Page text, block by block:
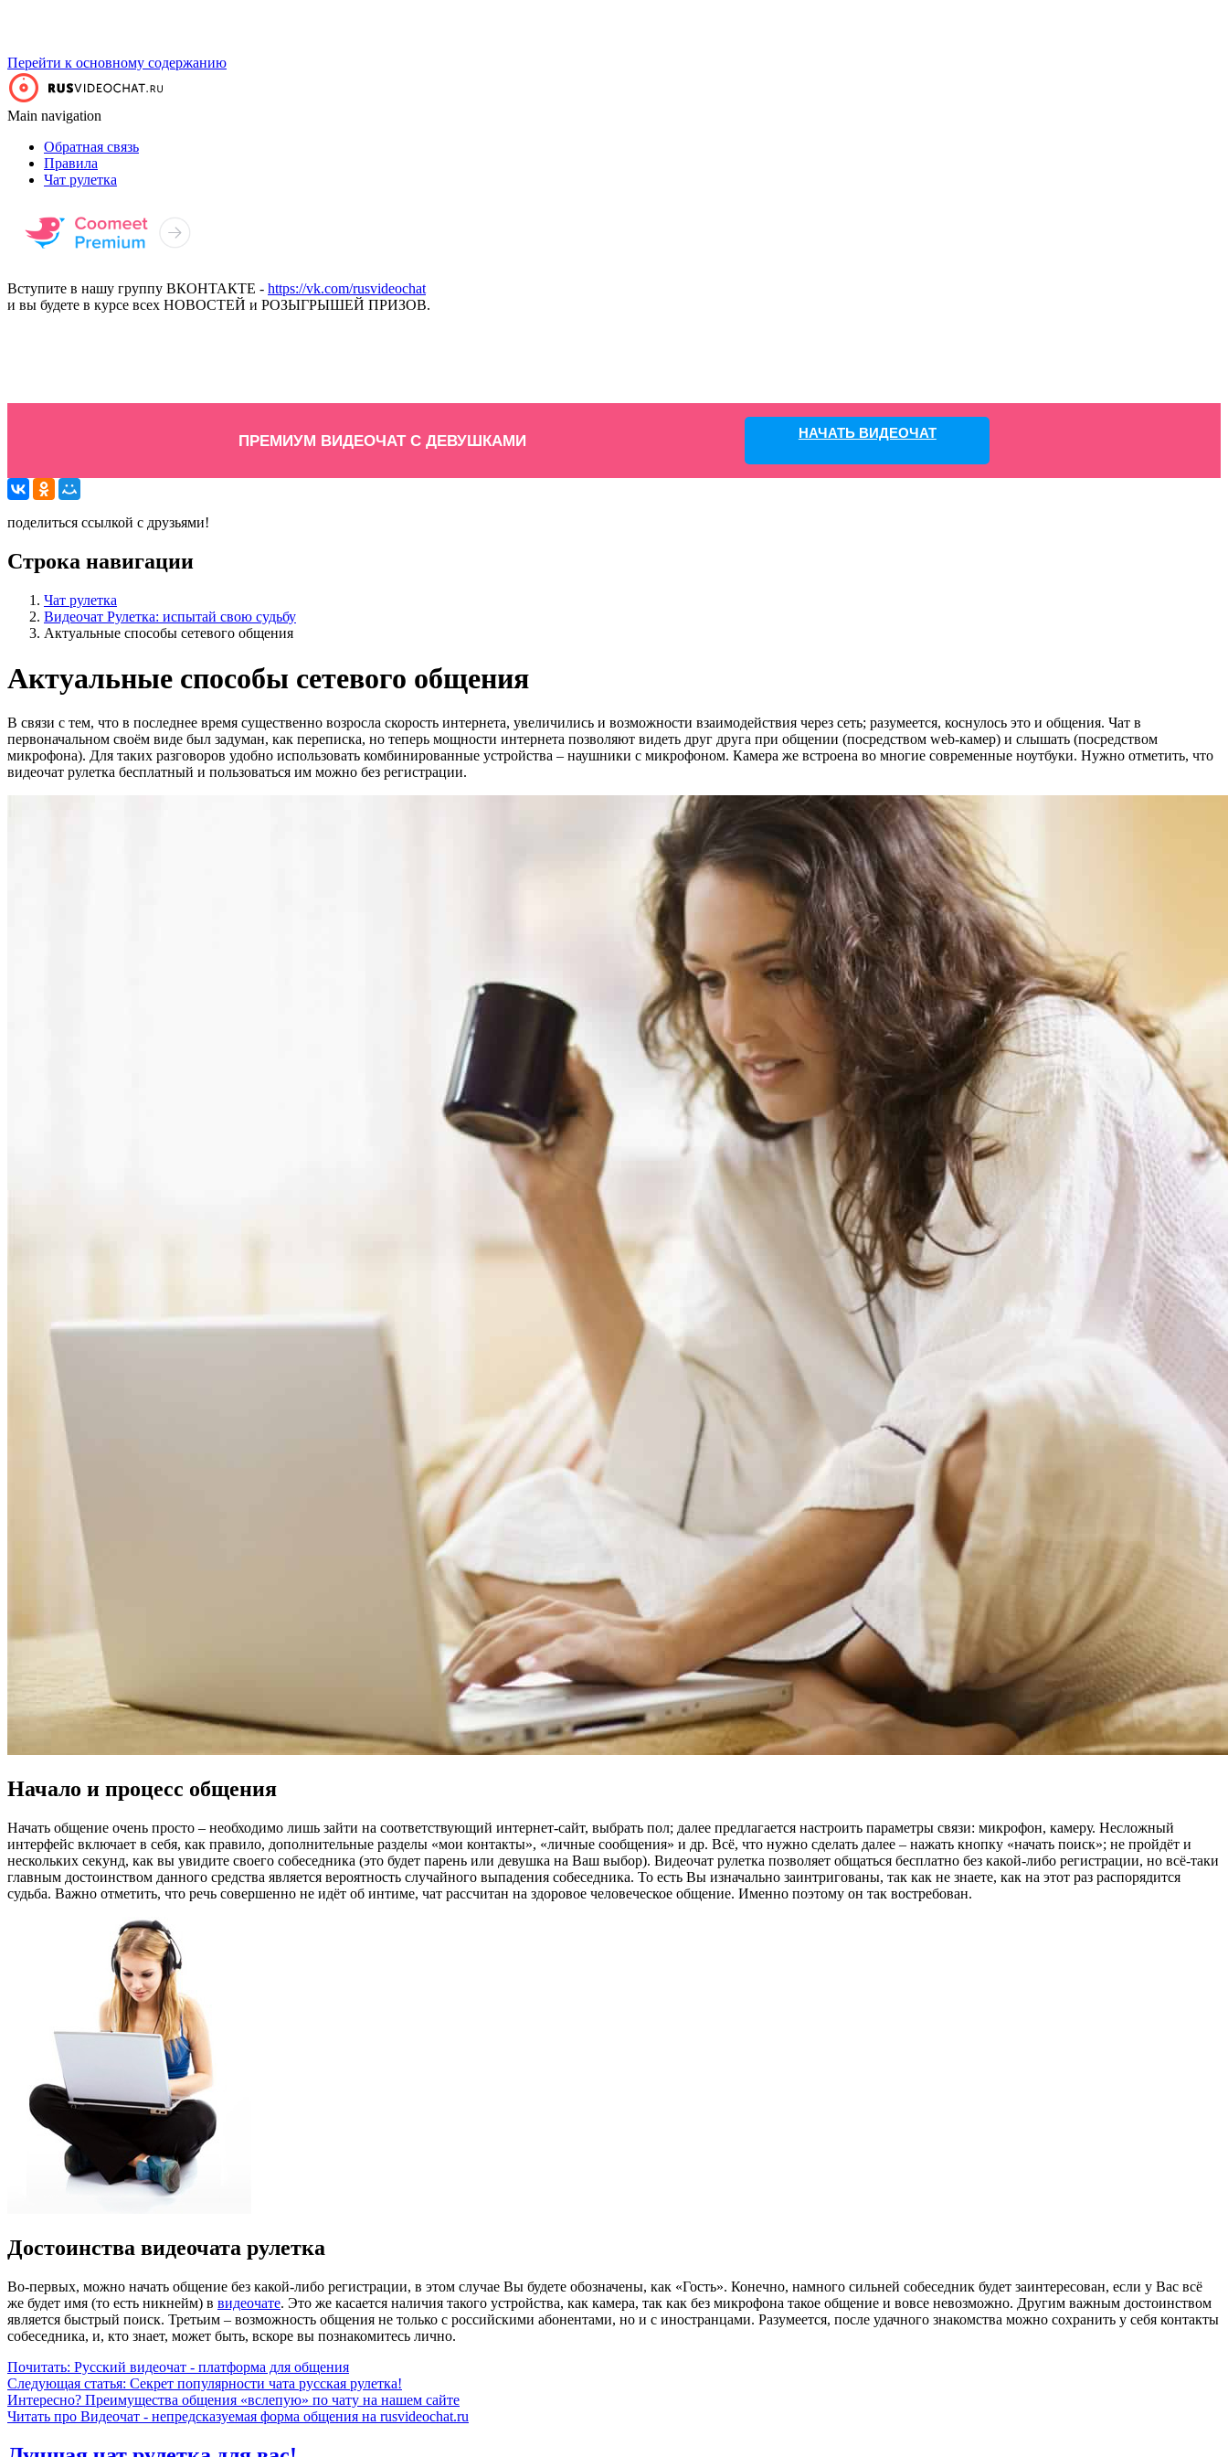
Перейти к основному содержанию
Main navigation
Обратная связь
Правила
Чат рулетка
Вступите в нашу группу ВКОНТАКТЕ - https://vk.com/rusvideochat
и вы будете в курсе всех НОВОСТЕЙ и РОЗЫГРЫШЕЙ ПРИЗОВ.
ПРЕМИУМ ВИДЕОЧАТ С ДЕВУШКАМИ НАЧАТЬ ВИДЕОЧАТ
поделиться ссылкой с друзьями!
Строка навигации
Чат рулетка
Видеочат Рулетка: испытай свою судьбу
Актуальные способы сетевого общения
Актуальные способы сетевого общения
В связи с тем, что в последнее время существенно возросла скорость интернета, увеличились и возможности взаимодействия через сеть; разумеется, коснулось это и общения. Чат в
первоначальном своём виде был задуман, как переписка, но теперь мощности интернета позволяют видеть друг друга при общении (посредством web-камер) и слышать (посредством
микрофона). Для таких разговоров удобно использовать комбинированные устройства – наушники с микрофоном. Камера же встроена во многие современные ноутбуки. Нужно отметить, что
видеочат рулетка бесплатный и пользоваться им можно без регистрации.
Начало и процесс общения
Начать общение очень просто – необходимо лишь зайти на соответствующий интернет-сайт, выбрать пол; далее предлагается настроить параметры связи: микрофон, камеру. Несложный
интерфейс включает в себя, как правило, дополнительные разделы «мои контакты», «личные сообщения» и др. Всё, что нужно сделать далее – нажать кнопку «начать поиск»; не пройдёт и
нескольких секунд, как вы увидите своего собеседника (это будет парень или девушка на Ваш выбор). Видеочат рулетка позволяет общаться бесплатно без какой-либо регистрации, но всё-таки
главным достоинством данного средства является вероятность случайного выпадения собеседника. То есть Вы изначально заинтригованы, так как не знаете, как на этот раз распорядится
судьба. Важно отметить, что речь совершенно не идёт об интиме, чат рассчитан на здоровое человеческое общение. Именно поэтому он так востребован.
Достоинства видеочата рулетка
Во-первых, можно начать общение без какой-либо регистрации, в этом случае Вы будете обозначены, как «Гость». Конечно, намного сильней собеседник будет заинтересован, если у Вас всё
же будет имя (то есть никнейм) в видеочате. Это же касается наличия такого устройства, как камера, так как без микрофона такое общение и вовсе невозможно. Другим важным достоинством
является быстрый поиск. Третьим – возможность общения не только с российскими абонентами, но и с иностранцами. Разумеется, после удачного знакомства можно сохранить у себя контакты
собеседника, и, кто знает, может быть, вскоре вы познакомитесь лично.
Почитать: Русский видеочат - платформа для общения
Следующая статья: Секрет популярности чата русская рулетка!
Интересно? Преимущества общения «вслепую» по чату на нашем сайте
Читать про Видеочат - непредсказуемая форма общения на rusvideochat.ru